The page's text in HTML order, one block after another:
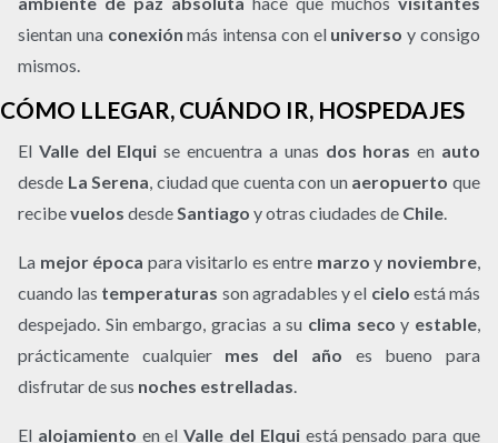
sientan una conexión más intensa con el universo y consigo
mismos.
CÓMO LLEGAR, CUÁNDO IR, HOSPEDAJES
El Valle del Elqui se encuentra a unas dos horas en auto
desde La Serena , ciudad que cuenta con un aeropuerto que
recibevuelos desde Santiago y otras ciudades de Chile
La mejor época para visitarlo es entre marzo y noviembre
cuando las temperaturas son agradables y el cielo está más
despejado. Sin embargo, gracias a su clima seco y estable
prácticamente cualquier mes del año es bueno para
disfrutar de sus noches estrelladas
El alojamiento en elValle del Elquiestá pensado para que